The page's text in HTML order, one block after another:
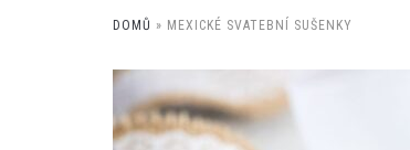
DOMŮ » MEXICKÉ SVATEBNÍ SUŠENKY